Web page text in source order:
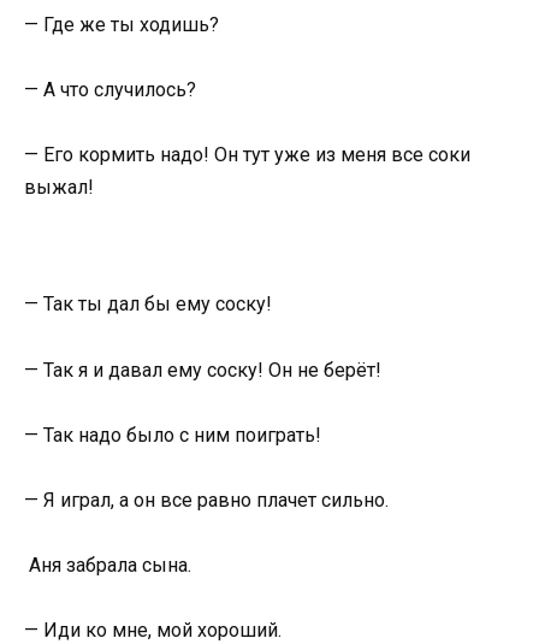
— Где же ты ходишь?
— А что случилось?
— Его кормить надо! Он тут уже из меня все соки
выжал!
— Так ты дал бы ему соску!
— Так я и давал ему соску! Он не берёт!
— Так надо было с ним поиграть!
— Я играл, а он все равно плачет сильно.
Аня забрала сына.
— Иди ко мне, мой хороший.